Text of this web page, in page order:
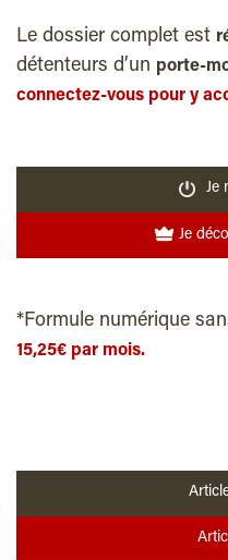
Le dossier complet est
détenteurs d’un porte-
connectez-vous pour y
Je
*Formule numérique
15,25€ par mois.